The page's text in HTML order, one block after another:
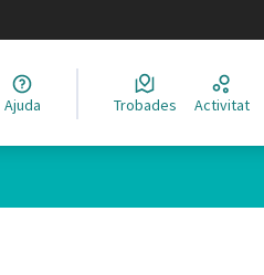
el idioma
Ajuda Trobades Activitat